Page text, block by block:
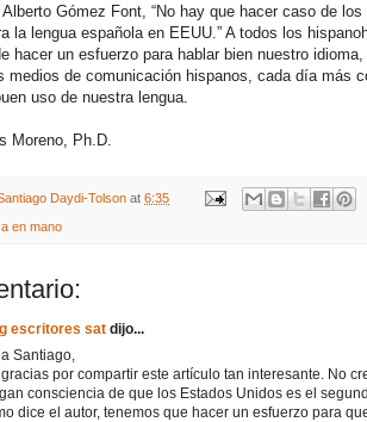
Gómez Font, “No hay que hacer caso de
la lengua española en EEUU.” A todos los
hacer un esfuerzo para hablar bien nuestro
medios de comunicación hispanos, cada día más
uso de nuestra lengua.
Moreno, Ph.D.
Daydi-Tolson at 6:35
en mano
escritores sat dijo...
Santiago,
gracias por compartir este artículo tan interesante. No
consciencia de que los Estados Unidos es el
dice el autor, tenemos que hacer un esfuerzo para